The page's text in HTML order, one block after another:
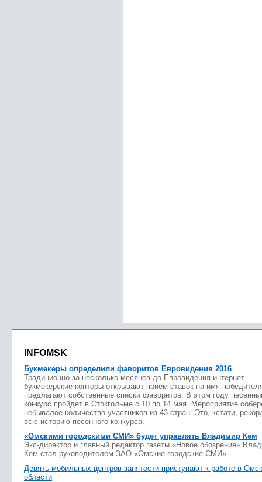
INFOMSK
Букмекеры определили фаворитов Евровидения 2016
Традиционно за несколько месяцев до Евровидения интернет
букмекерские конторы открывают прием ставок на имя
предлагают собственные списки фаворитов. В этом году
конкурс пройдет в Стокгольме с 10 по 14 мая. Мероприятие
небывалое количество участников из 43 стран. Это, кстати,
всю историю песенного конкурса.
«Омскими городскими СМИ» будет управлять Владимир Кем
Экс-директор и главный редактор газеты «Новое обозрение»
Кем стал руководителем ЗАО «Омские городские СМИ».
Девять мобильных центров занятости приступают к работе в
области